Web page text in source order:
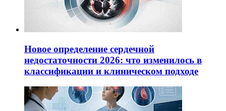
Новое определение сердечной
недостаточности 2026: что изменилось в
классификации и клиническом подходе